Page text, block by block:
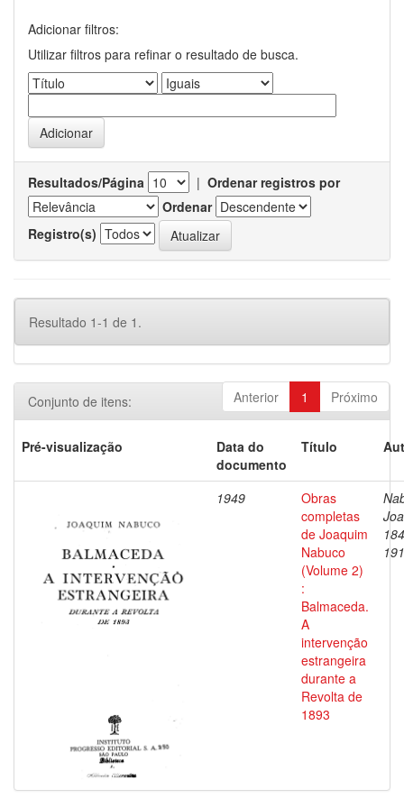
Adicionar filtros:
Utilizar filtros para refinar o resultado de busca.
Resultados/Página | Ordenar registros por
Ordenar
Registro(s)
Resultado 1-1 de 1.
Anterior 1 Próximo
Conjunto de itens:
Pré-visualização
Data do
documento
Título
1949
Obras
completas
de Joaquim
Nabuco
(Volume 2)
:
Balmaceda.
A
intervenção
estrangeira
durante a
Revolta de
1893